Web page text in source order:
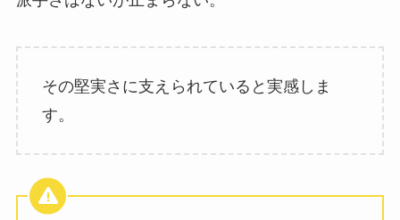
その堅実さに支えられていると実感しま
す。